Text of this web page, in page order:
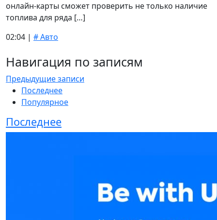
онлайн-карты сможет проверить не только наличие
топлива для ряда […]
02:04 | # Авто
Навигация по записям
Предыдущие записи
Последнее
Популярное
Последнее